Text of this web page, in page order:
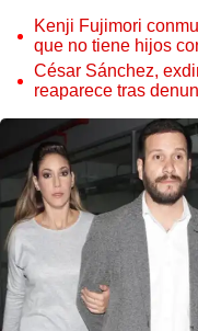
Kenji Fujimori
que no tiene hijos
proceso judicial"
César Sánchez,
reaparece tras